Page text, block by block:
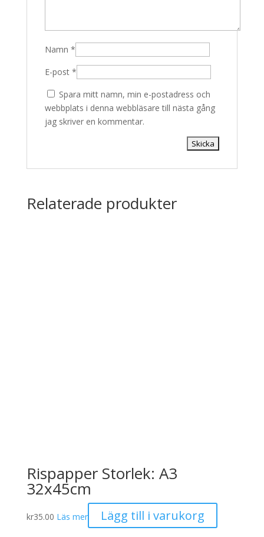
Namn *
E-post *
Spara mitt namn, min e-postadress och
webbplats i denna webbläsare till nästa gång
jag skriver en kommentar.
Relaterade produkter
Rispapper Storlek: A3
32x45cm
kr35.00 Läs mer Lägg till i varukorg